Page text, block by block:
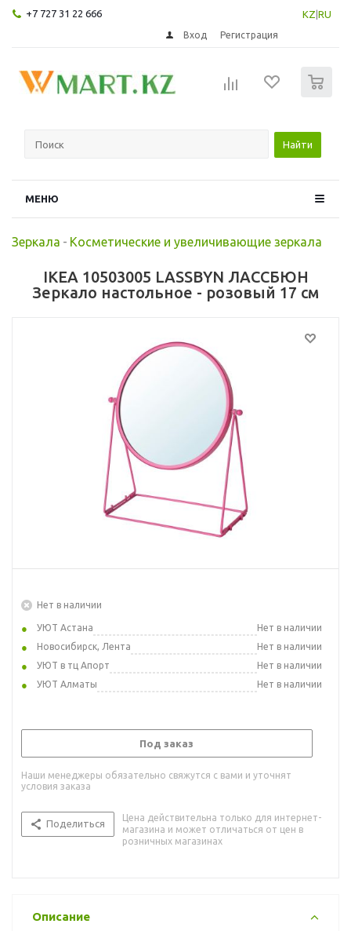
+7 727 31 22 666 KZ RU
Вход Регистрация
Найти
МЕНЮ
Зеркала - Косметические и увеличивающие зеркала
IKEA 10503005 LASSBYN ЛАССБЮН
Зеркало настольное - розовый 17 см
Нет в наличии
УЮТ Астана
Нет в наличии
Новосибирск, Лента
Нет в наличии
УЮТ в тц Апорт
Нет в наличии
УЮТ Алматы
Нет в наличии
Под заказ
Наши менеджеры обязательно свяжутся с вами и уточнят
условия заказа
Поделиться
Цена действительна только для интернет-
магазина и может отличаться от цен в
розничных магазинах
Описание